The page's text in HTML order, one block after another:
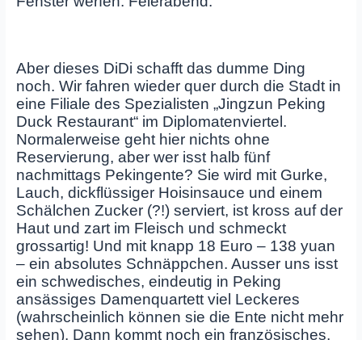
Aber dieses DiDi schafft das dumme Ding
noch. Wir fahren wieder quer durch die Stadt in
eine Filiale des Spezialisten „Jingzun Peking
Duck Restaurant“ im Diplomatenviertel.
Normalerweise geht hier nichts ohne
Reservierung, aber wer isst halb fünf
nachmittags Pekingente? Sie wird mit Gurke,
Lauch, dickflüssiger Hoisinsauce und einem
Schälchen Zucker (?!) serviert, ist kross auf der
Haut und zart im Fleisch und schmeckt
grossartig! Und mit knapp 18 Euro – 138 yuan
– ein absolutes Schnäppchen. Ausser uns isst
ein schwedisches, eindeutig in Peking
ansässiges Damenquartett viel Leckeres
(wahrscheinlich können sie die Ente nicht mehr
sehen). Dann kommt noch ein französisches,